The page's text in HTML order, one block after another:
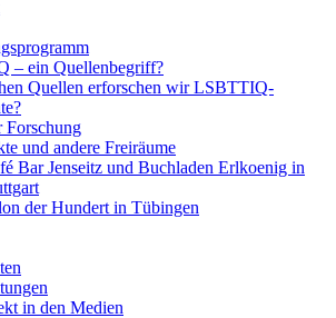
– ein Quellenbegriff?
Quellen erforschen wir LSBTTIQ-
Forschung
und andere Freiräume
Bar Jenseitz und Buchladen Erlkoenig in
der Hundert in Tübingen
in den Medien